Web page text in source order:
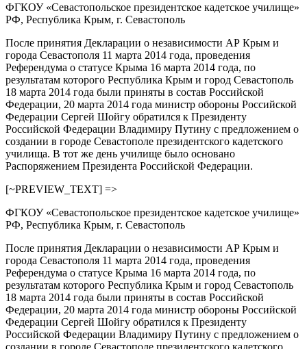
ФГКОУ «Севастопольское президентское кадетское училище»
РФ, Республика Крым, г. Севастополь
После принятия Декларации о независимости АР Крым и
города Севастополя 11 марта 2014 года, проведения
Референдума о статусе Крыма 16 марта 2014 года, по
результатам которого Республика Крым и город Севастополь
18 марта 2014 года были приняты в состав Российской
Федерации, 20 марта 2014 года министр обороны Российской
Федерации Сергей Шойгу обратился к Президенту
Российской Федерации Владимиру Путину с предложением о
создании в городе Севастополе президентского кадетского
училища. В тот же день училище было основано
Распоряжением Президента Российской Федерации.
[~PREVIEW_TEXT] =>
ФГКОУ «Севастопольское президентское кадетское училище»
РФ, Республика Крым, г. Севастополь
После принятия Декларации о независимости АР Крым и
города Севастополя 11 марта 2014 года, проведения
Референдума о статусе Крыма 16 марта 2014 года, по
результатам которого Республика Крым и город Севастополь
18 марта 2014 года были приняты в состав Российской
Федерации, 20 марта 2014 года министр обороны Российской
Федерации Сергей Шойгу обратился к Президенту
Российской Федерации Владимиру Путину с предложением о
создании в городе Севастополе президентского кадетского